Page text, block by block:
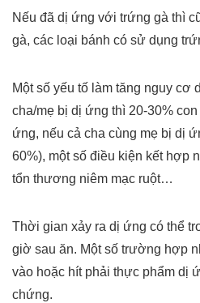
Nếu đã dị ứng với trứng gà thì
gà, các loại bánh có sử dụng
Một số yếu tố làm tăng nguy cơ
cha/mẹ bị dị ứng thì 20-30%
ứng, nếu cả cha cùng mẹ bị dị
60%), một số điều kiện kết hợp
tổn thương niêm mạc ruột…
Thời gian xảy ra dị ứng có thể
giờ sau ăn. Một số trường hợp
vào hoặc hít phải thực phẩm dị
chứng.